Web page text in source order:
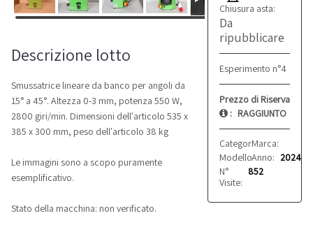
Chiusura asta:
Da
ripubblicare
Esperimento n°4
Prezzo di Riserva
: RAGGIUNTO
Categoria: Varie
Marca:
Modello: LON0019
Anno: 2024
N°
Visite:
852
Descrizione lotto
Smussatrice lineare da banco per angoli da
15° a 45°. Altezza 0-3 mm, potenza 550 W,
2800 giri/min. Dimensioni dell'articolo 535 x
385 x 300 mm, peso dell'articolo 38 kg
Le immagini sono a scopo puramente
esemplificativo.
Stato della macchina: non verificato.